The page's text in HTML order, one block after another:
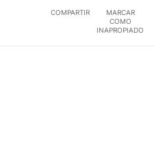
COMPARTIR
MARCAR
COMO
INAPROPIADO